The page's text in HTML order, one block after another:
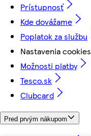
Prístupnosť
Kde dovážame
Poplatok za službu
Nastavenia cookies
Možnosti platby
Tesco.sk
Clubcard
Pred prvým nákupom